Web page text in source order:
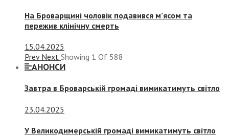
На Броварщині чоловік подавився м’ясом та
пережив клінічну смерть
15.04.2025
Prev Next Showing 1 Of 588
АНОНСИ
Завтра в Броварській громаді вимикатимуть світло
23.04.2025
У Великодимерській громаді вимикатимуть світло